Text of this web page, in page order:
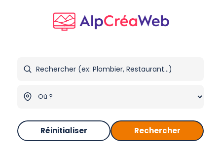
Réinitialiser Rechercher